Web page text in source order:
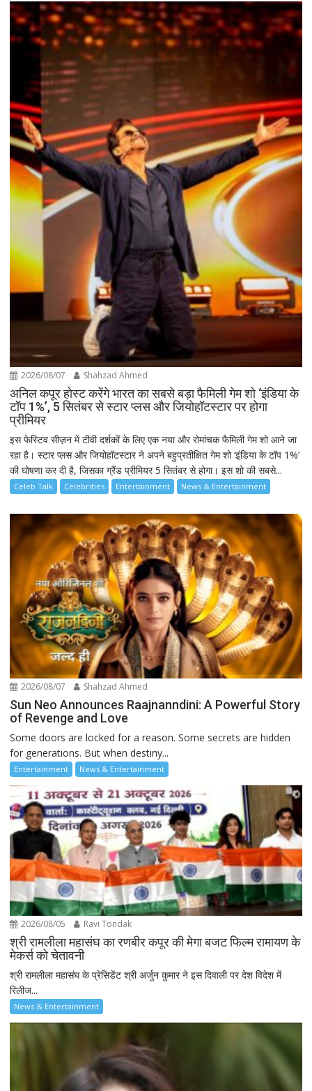
2026/08/07 Shahzad Ahmed
अनिल कपूर होस्ट करेंगे भारत का सबसे बड़ा फैमिली गेम शो ‘इंडिया के
टॉप 1%’, 5 सितंबर से स्टार प्लस और जियोहॉटस्टार पर होगा
प्रीमियर
इस फेस्टिव सीज़न में टीवी दर्शकों के लिए एक नया और रोमांचक फैमिली गेम शो आने जा
रहा है। स्टार प्लस और जियोहॉटस्टार ने अपने बहुप्रतीक्षित गेम शो ‘इंडिया के टॉप 1%’
की घोषणा कर दी है, जिसका ग्रैंड प्रीमियर 5 सितंबर से होगा। इस शो की सबसे...
Celeb Talk Celebrities Entertainment News & Entertainment
2026/08/07 Shahzad Ahmed
Sun Neo Announces Raajnanndini: A Powerful Story
of Revenge and Love
Some doors are locked for a reason. Some secrets are hidden
for generations. But when destiny...
Entertainment News & Entertainment
2026/08/05 Ravi Tondak
श्री रामलीला महासंघ का रणबीर कपूर की मेगा बजट फिल्म रामायण के
मेकर्स को चेतावनी
श्री रामलीला महासंघ के प्रेसिडेंट श्री अर्जुन कुमार ने इस दिवाली पर देश विदेश में
रिलीज...
News & Entertainment